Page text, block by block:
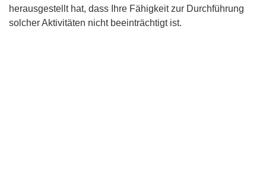
herausgestellt hat, dass Ihre Fähigkeit zur Durchführung
solcher Aktivitäten nicht beeinträchtigt ist.